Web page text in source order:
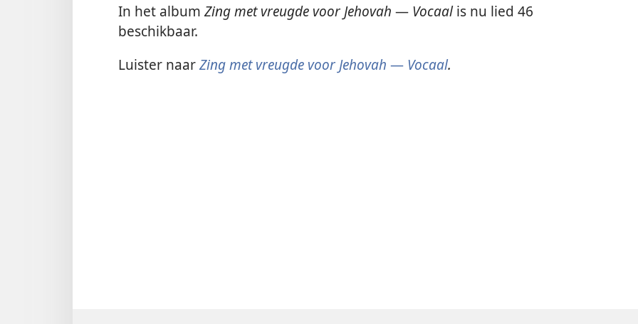
In het album Zing met vreugde voor Jehovah — Vocaalis nu lied 46
beschikbaar.
Luister naarZing met vreugde voor Jehovah — Vocaal.